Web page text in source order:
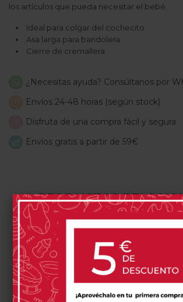
los artículos que pueda necesitar el bebé.
Ideal para colgar del cochecito
Asa larga para bandolera
Cierre de cremallera
¿Necesitas ayuda? Consúltanos por
Envíos 24-48 horas (según stock)
Disfruta de una compra fácil y segura
Envíos gratis a partir de 59€
PRODUCTOS
-60%